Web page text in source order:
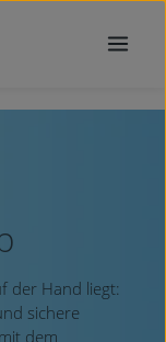
der Hand liegt:
sichere
dem